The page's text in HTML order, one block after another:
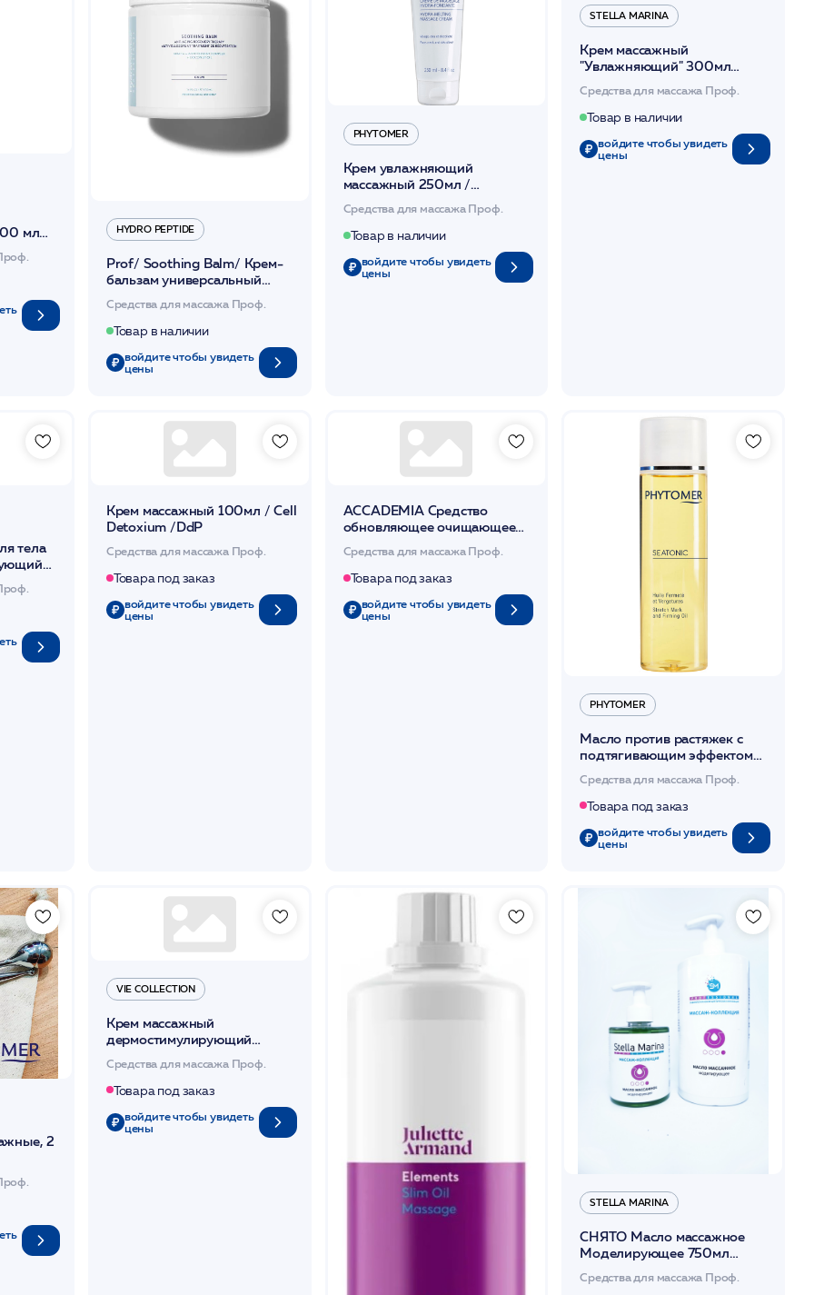
мл
HYDRO PEPTIDE
Prof/ Soothing Balm/ Крем-
бальзам универсальный
восст-ий и успокаивающий
антивозрастной 473мл /HP
Средства для массажа Проф.
Товар в наличии
войдите чтобы увидеть
цены
PHYTOMER
Крем увлажняющий
массажный 250мл /
PHYTOMER*
Средства для массажа Проф.
Товар в наличии
войдите чтобы увидеть
цены
STELLA MARINA
Крем массажный
"Увлажняющий" 300мл
/Stella Marina*
Средства для массажа Проф.
Товар в наличии
войдите чтобы увидеть
цены
тела
Крем массажный 100мл / Cell
Detoxium /DdP
Средства для массажа Проф.
Товара под заказ
войдите чтобы увидеть
цены
ACCADEMIA Средство
обновляющее очищающее
для тела SOAP FREE 500мл
Средства для массажа Проф.
Товара под заказ
войдите чтобы увидеть
цены
PHYTOMER
Масло против растяжек с
подтягивающим эффектом
200 мл / PHYTOMER
Средства для массажа Проф.
Товара под заказ
войдите чтобы увидеть
цены
2
VIE COLLECTION
Крем массажный
дермостимулирующий
100мл /Dermo-Stimulating
Massage Cream /VC
Средства для массажа Проф.
Товара под заказ
войдите чтобы увидеть
цены
STELLA MARINA
СНЯТО Масло массажное
Моделирующее 750мл
/Stella Marina*
Средства для массажа Проф.